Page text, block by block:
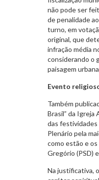
não pode ser
de penalidade
turno, em
original, que
infração média
considerando o
paisagem
Evento
Também
Brasil” da Igreja
das festividades
Plenário pela
como estão e
Gregório (PSD)
Na justificativa,